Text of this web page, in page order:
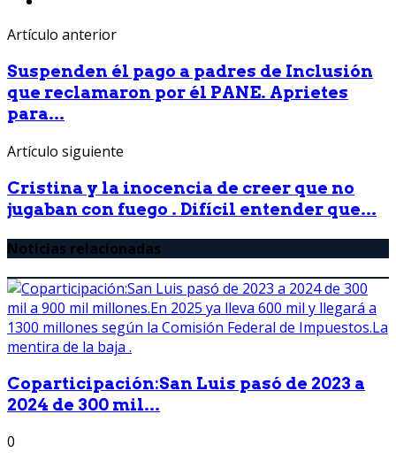
Artículo anterior
Suspenden él pago a padres de Inclusión
que reclamaron por él PANE. Aprietes
para...
Artículo siguiente
Cristina y la inocencia de creer que no
jugaban con fuego . Difícil entender que...
Noticias relacionadas
Coparticipación:San Luis pasó de 2023 a
2024 de 300 mil...
0